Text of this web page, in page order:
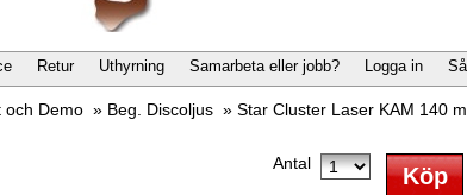
Retur Uthyrning Samarbeta eller jobb? Logga in
och Demo » Beg. Discoljus »Star Cluster Laser KAM 140
Antal